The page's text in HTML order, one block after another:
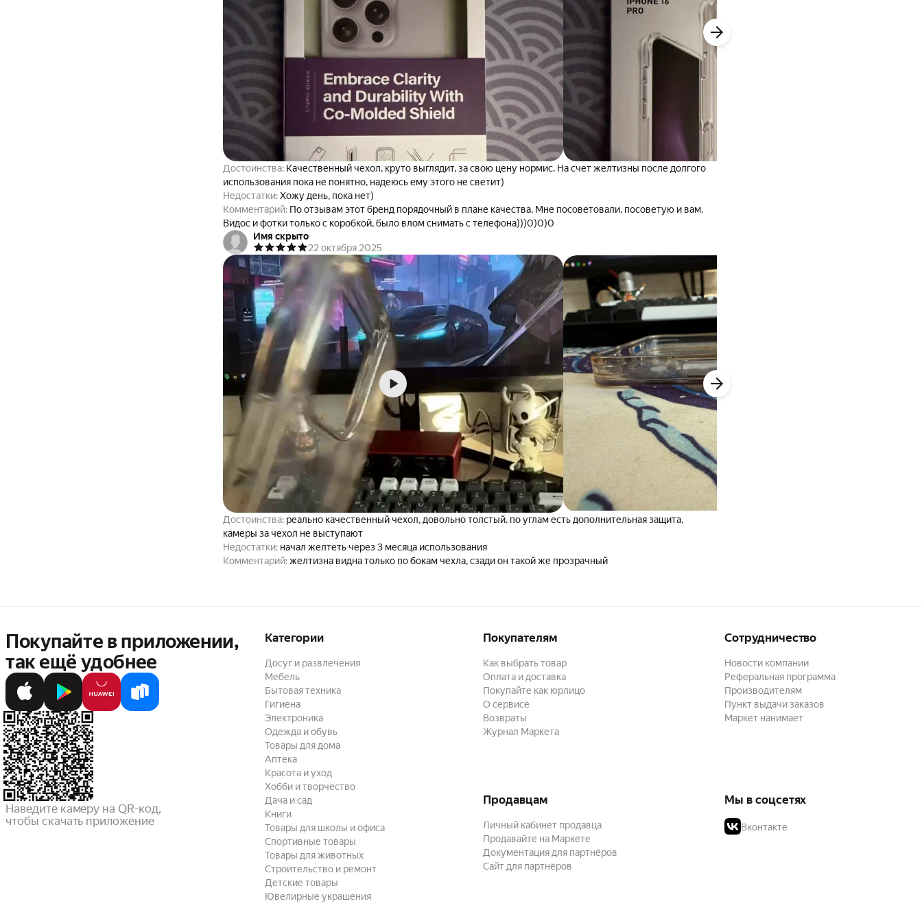
Достоинства: Качественный чехол, круто выглядит, за свою цену нормис. На счет желтизны после долгого
использования пока не понятно, надеюсь ему этого не светит)
Недостатки:Хожу день, пока нет)
Комментарий: По отзывам этот бренд порядочный в плане качества. Мне посоветовали, посоветую и вам.
Видос и фотки только с коробкой, было влом снимать с телефона)))0)0)0
Имя скрыто
22 октября 2025
Достоинства: реально качественный чехол, довольно толстый. по углам есть дополнительная защита,
камеры за чехол не выступают
Недостатки: начал желтеть через 3 месяца использования
Комментарий:желтизна видна только по бокам чехла, сзади он такой же прозрачный
Покупайте в приложении,
так ещё удобнее
Наведите камеру на QR-код,
чтобы скачать приложение
Категории
Досуг и развлечения
Мебель
Бытовая техника
Гигиена
Электроника
Одежда и обувь
Товары для дома
Аптека
Красота и уход
Хобби и творчество
Дача и сад
Книги
Товары для школы и офиса
Спортивные товары
Товары для животных
Строительство и ремонт
Детские товары
Ювелирные украшения
Покупателям
Как выбрать товар
Оплата и доставка
Покупайте как юрлицо
О сервисе
Возвраты
Журнал Маркета
Сотрудничество
Новости компании
Реферальная программа
Производителям
Пункт выдачи заказов
Маркет нанимает
Продавцам
Личный кабинет продавца
Продавайте на Маркете
Документация для партнёров
Сайт для партнёров
Мы в соцсетях
Вконтакте